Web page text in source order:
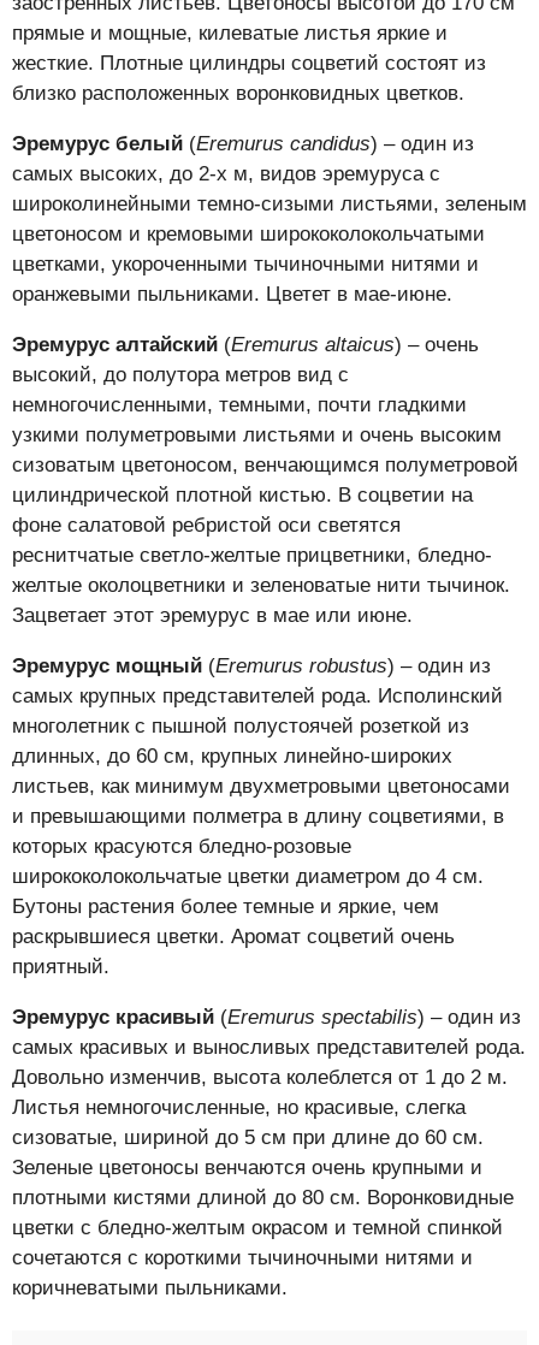
прямые и мощные, килеватые листья яркие и
жесткие. Плотные цилиндры соцветий состоят из
близко расположенных воронковидных цветков.
Эремурус белый (Eremurus candidus) – один из
самых высоких, до 2-х м, видов эремуруса с
широколинейными темно-сизыми листьями, зеленым
цветоносом и кремовыми ширококолокольчатыми
цветками, укороченными тычиночными нитями и
оранжевыми пыльниками. Цветет в мае-июне.
Эремурус алтайский (Eremurus altaicus) – очень
высокий, до полутора метров вид с
немногочисленными, темными, почти гладкими
узкими полуметровыми листьями и очень высоким
сизоватым цветоносом, венчающимся полуметровой
цилиндрической плотной кистью. В соцветии на
фоне салатовой ребристой оси светятся
реснитчатые светло-желтые прицветники, бледно-
желтые околоцветники и зеленоватые нити тычинок.
Зацветает этот эремурус в мае или июне.
Эремурус мощный (Eremurus robustus) – один из
самых крупных представителей рода. Исполинский
многолетник с пышной полустоячей розеткой из
длинных, до 60 см, крупных линейно-широких
листьев, как минимум двухметровыми цветоносами
и превышающими полметра в длину соцветиями, в
которых красуются бледно-розовые
ширококолокольчатые цветки диаметром до 4 см.
Бутоны растения более темные и яркие, чем
раскрывшиеся цветки. Аромат соцветий очень
приятный.
Эремурус красивый (Eremurus spectabilis) – один из
самых красивых и выносливых представителей рода.
Довольно изменчив, высота колеблется от 1 до 2 м.
Листья немногочисленные, но красивые, слегка
сизоватые, шириной до 5 см при длине до 60 см.
Зеленые цветоносы венчаются очень крупными и
плотными кистями длиной до 80 см. Воронковидные
цветки с бледно-желтым окрасом и темной спинкой
сочетаются с короткими тычиночными нитями и
коричневатыми пыльниками.